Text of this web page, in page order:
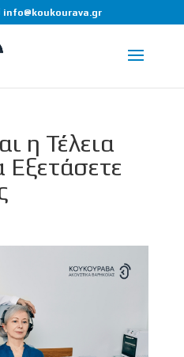
info@koukourava.gr
η Τέλεια
Εξετάσετε